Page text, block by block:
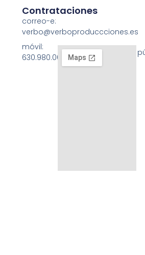
Contrataciones
correo-e:
verbo@verboproduccciones.es
móvil:
630.980.008